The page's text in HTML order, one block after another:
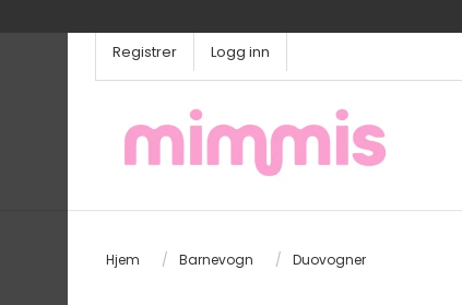
Registrer Logg inn
Hjem / Barnevogn / Duovogner